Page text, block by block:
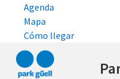
Agenda
Mapa
Cómo llegar